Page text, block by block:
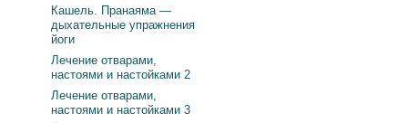
Кашель. Пранаяма —
дыхательные упражнения
йоги
Лечение отварами,
настоями и настойками 2
Лечение отварами,
настоями и настойками 3